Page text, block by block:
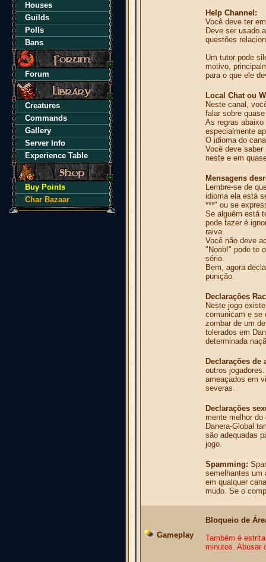
Houses
Guilds
Polls
Bans
Forum
Creatures
Commands
Gallery
Server Info
Experience Table
Buy Points
Char Bazaar
Help Channel:
Você deve ter
Deve ser usado
questões
Um tutor pode
motivo,
para o que ele
Local Chat ou
Neste canal,
falar sobre
As regras
especialmente
O idioma do
Você deve
neste e em
Mensagens
Lembre-se de
idioma ela está
***" ou se
Se alguém está
pode fazer é
raiva.
Você não deve
"Noob!" pode te
sério.
Bem, agora
punição.
Declarações
Neste jogo
comunicam e se
zombar de um
tolerados em
determinada
Declarações de
outros
ameaçados em
severas.
Declarações
mente melhor
Danera-Global
são adequadas
jogo.
Spamming:
semelhantes um
em qualquer
mudo. Se o
Gameplay
Bloqueio de
Também é
minutos. Abusar